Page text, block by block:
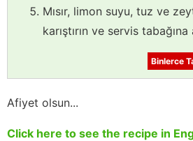
Mısır, limon suyu, tuz ve
karıştırın ve servis tabağına
Binlerce
Afiyet olsun...
Click here to see the recipe in